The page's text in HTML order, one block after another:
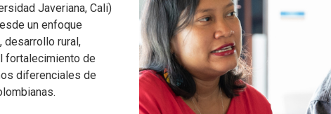
Javeriana, Cali)
un enfoque
desarrollo rural,
fortalecimiento de
diferenciales de